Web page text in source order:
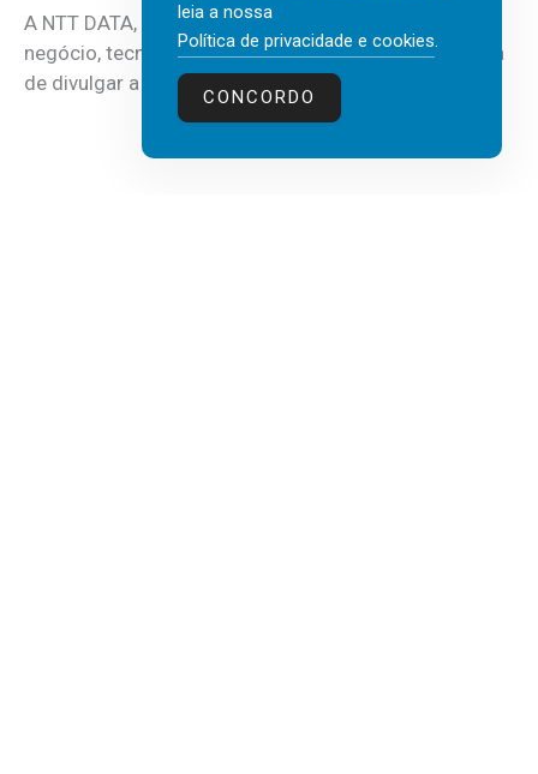
A NTT DATA, consultora global em serviços de
negócio, tecnologia e inteligência artificial (IA), acaba
de divulgar a mais recente...
leia a nossa
Política de privacidade e cookies.
CONCORDO